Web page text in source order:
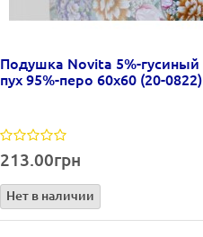
Подушка Novita 5%-гусиный
пух 95%-перо 60х60 (20-0822)
213.00грн
Нет в наличии